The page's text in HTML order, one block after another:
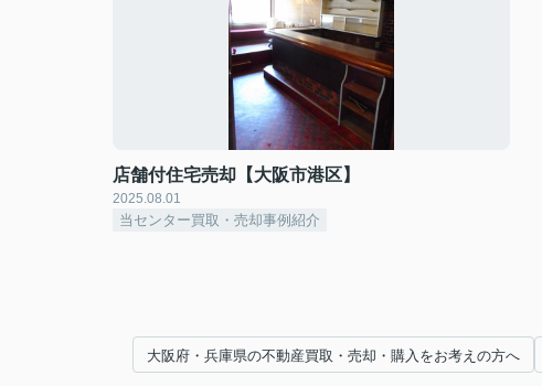
店舗付住宅売却【大阪市港区】
2025.08.01
当センター買取・売却事例紹介
大阪府・兵庫県の不動産買取・売却・購入をお考えの方へ